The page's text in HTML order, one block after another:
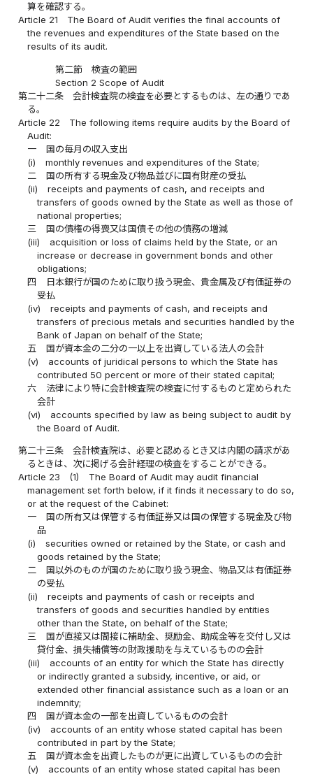
算を確認する。
Article 21
The Board of Audit verifies the final accounts of
the revenues and expenditures of the State based on the
results of its audit.
第二節 検査の範囲
Section 2 Scope of Audit
第二十二条
会計検査院の検査を必要とするものは、左の通りであ
る。
Article 22
The following items require audits by the Board of
Audit:
一
国の毎月の収入支出
(i)
monthly revenues and expenditures of the State;
二
国の所有する現金及び物品並びに国有財産の受払
(ii)
receipts and payments of cash, and receipts and
transfers of goods owned by the State as well as those of
national properties;
三
国の債権の得喪又は国債その他の債務の増減
(iii)
acquisition or loss of claims held by the State, or an
increase or decrease in government bonds and other
obligations;
四
日本銀行が国のために取り扱う現金、貴金属及び有価証券の
受払
(iv)
receipts and payments of cash, and receipts and
transfers of precious metals and securities handled by the
Bank of Japan on behalf of the State;
五
国が資本金の二分の一以上を出資している法人の会計
(v)
accounts of juridical persons to which the State has
contributed 50 percent or more of their stated capital;
六
法律により特に会計検査院の検査に付するものと定められた
会計
(vi)
accounts specified by law as being subject to audit by
the Board of Audit.
第二十三条
会計検査院は、必要と認めるとき又は内閣の請求があ
るときは、次に掲げる会計経理の検査をすることができる。
Article 23
(1)
The Board of Audit may audit financial
management set forth below, if it finds it necessary to do so,
or at the request of the Cabinet:
一
国の所有又は保管する有価証券又は国の保管する現金及び物
品
(i)
securities owned or retained by the State, or cash and
goods retained by the State;
二
国以外のものが国のために取り扱う現金、物品又は有価証券
の受払
(ii)
receipts and payments of cash or receipts and
transfers of goods and securities handled by entities
other than the State, on behalf of the State;
三
国が直接又は間接に補助金、奨励金、助成金等を交付し又は
貸付金、損失補償等の財政援助を与えているものの会計
(iii)
accounts of an entity for which the State has directly
or indirectly granted a subsidy, incentive, or aid, or
extended other financial assistance such as a loan or an
indemnity;
四
国が資本金の一部を出資しているものの会計
(iv)
accounts of an entity whose stated capital has been
contributed in part by the State;
五
国が資本金を出資したものが更に出資しているものの会計
(v)
accounts of an entity whose stated capital has been